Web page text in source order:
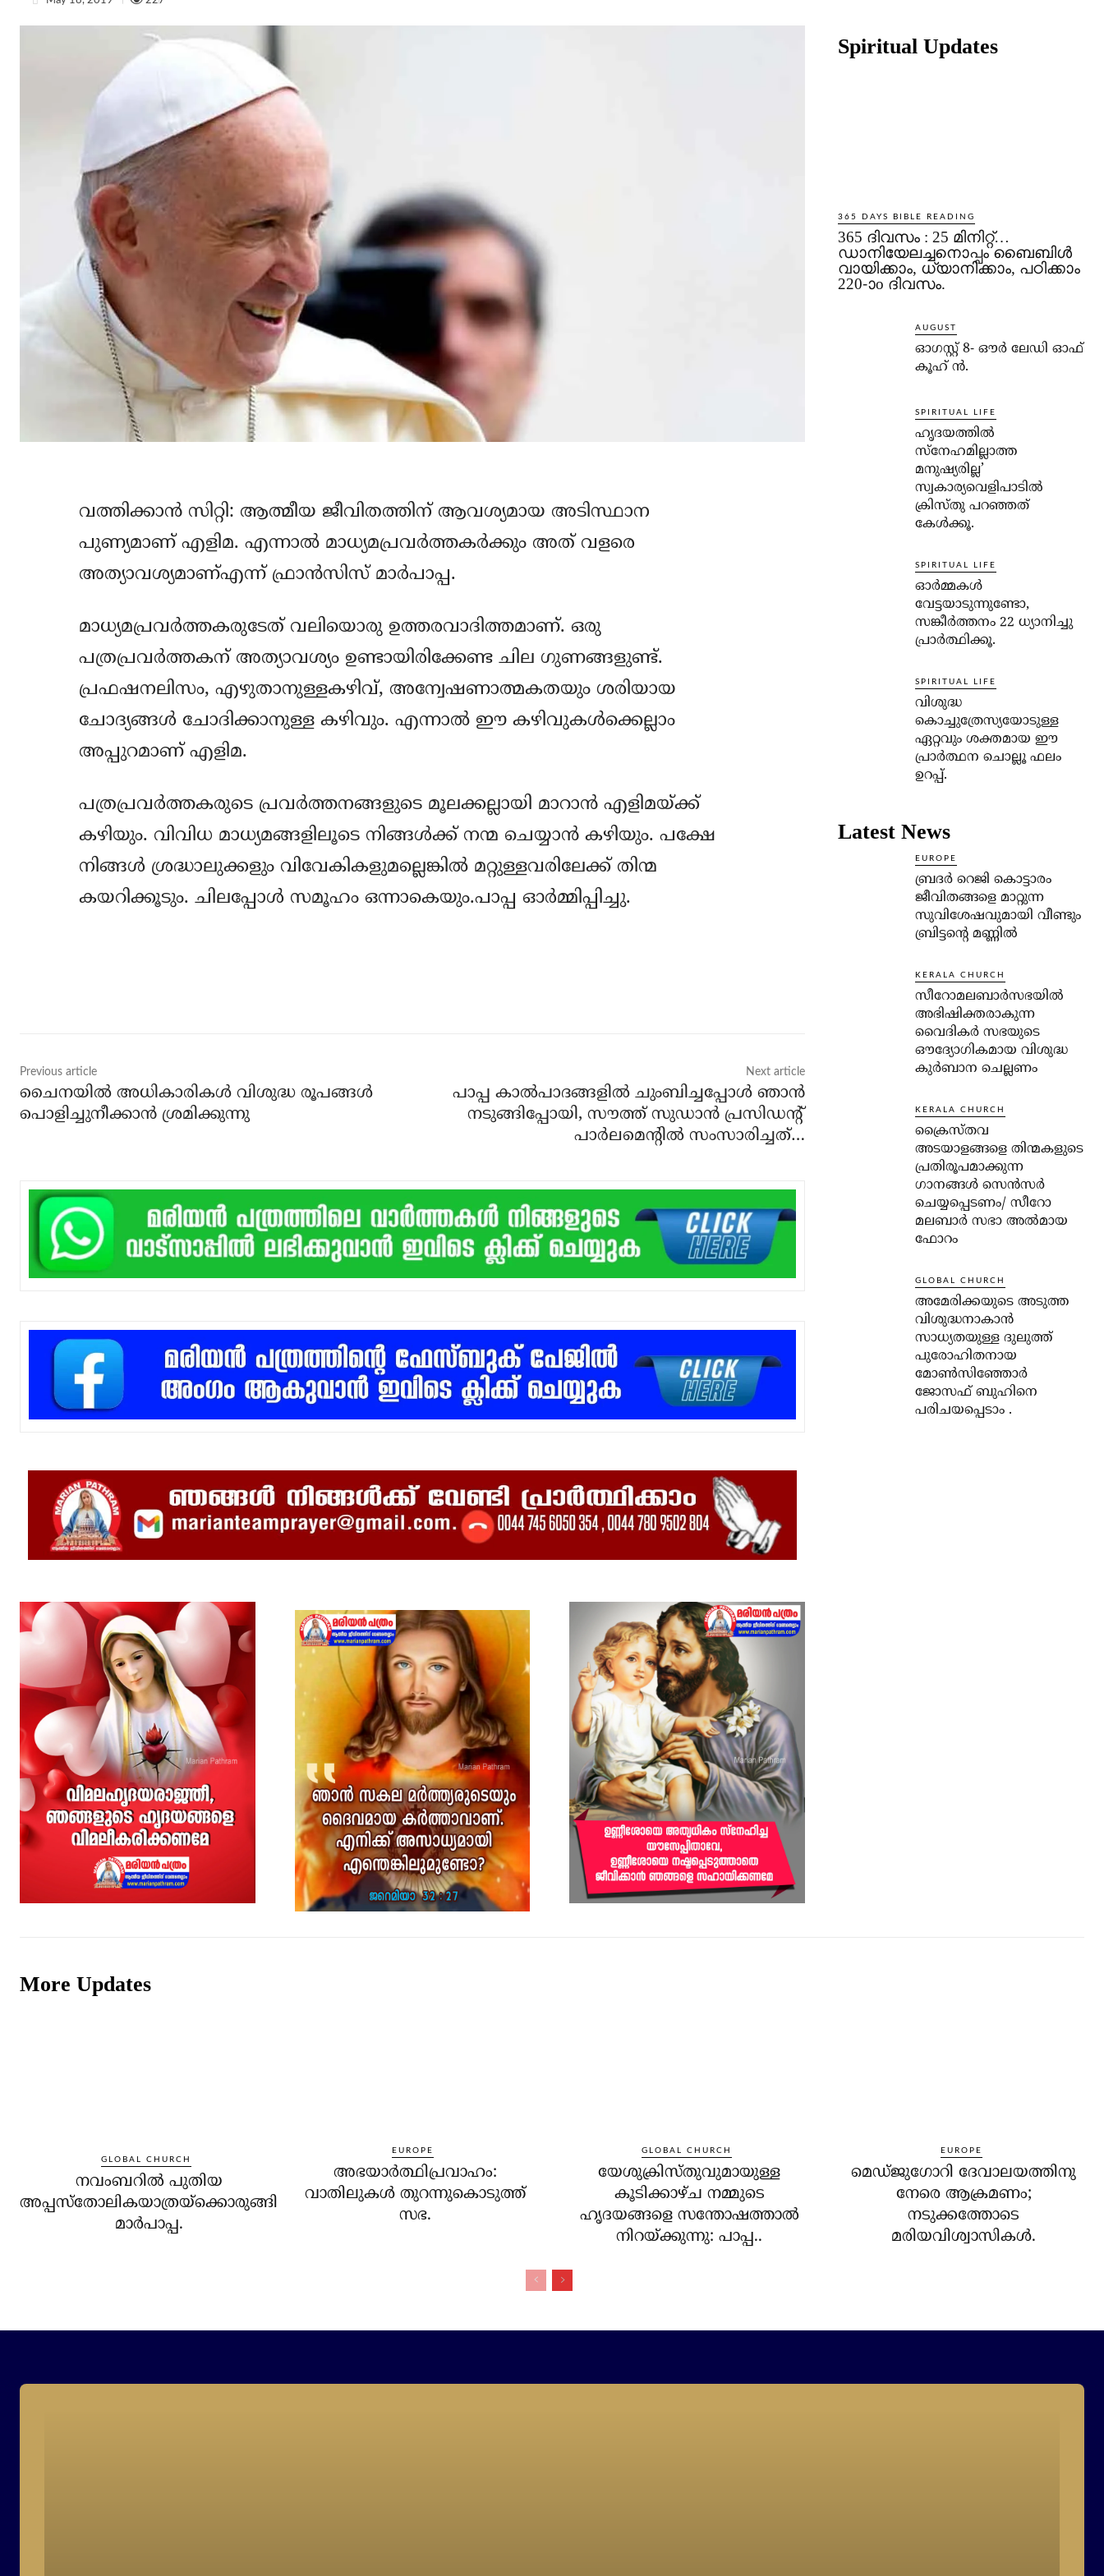
വത്തിക്കാന്‍ സിറ്റി: ആത്മീയ ജീവിതത്തിന് ആവശ്യമായ അടിസ്ഥാന
പുണ്യമാണ് എളിമ. എന്നാല്‍ മാധ്യമപ്രവര്‍ത്തകര്‍ക്കും അത് വളരെ
അത്യാവശ്യമാണ്എന്ന് ഫ്രാന്‍സിസ് മാര്‍പാപ്പ.
മാധ്യമപ്രവര്‍ത്തകരുടേത് വലിയൊരു ഉത്തരവാദിത്തമാണ്. ഒരു
പത്രപ്രവര്‍ത്തകന് അത്യാവശ്യം ഉണ്ടായിരിക്കേണ്ട ചില ഗുണങ്ങളുണ്ട്.
പ്രഫഷനലിസം, എഴുതാനുള്ളകഴിവ്, അന്വേഷണാത്മകതയും ശരിയായ
ചോദ്യങ്ങള്‍ ചോദിക്കാനുള്ള കഴിവും. എന്നാല്‍ ഈ കഴിവുകള്‍ക്കെല്ലാം
അപ്പുറമാണ് എളിമ.
പത്രപ്രവര്‍ത്തകരുടെ പ്രവര്‍ത്തനങ്ങളുടെ മൂലക്കല്ലായി മാറാന്‍ എളിമയ്ക്ക്
കഴിയും. വിവിധ മാധ്യമങ്ങളിലൂടെ നിങ്ങള്‍ക്ക് നന്മ ചെയ്യാന്‍ കഴിയും. പക്ഷേ
നിങ്ങള്‍ ശ്രദ്ധാലുക്കളും വിവേകികളുമല്ലെങ്കില്‍ മറ്റുള്ളവരിലേക്ക് തിന്മ
കയറിക്കൂടും. ചിലപ്പോള്‍ സമൂഹം ഒന്നാകെയും.പാപ്പ ഓര്‍മ്മിപ്പിച്ചു.
Previous article
ചൈനയില്‍ അധികാരികള്‍ വിശുദ്ധ രൂപങ്ങള്‍
പൊളിച്ചുനീക്കാന്‍ ശ്രമിക്കുന്നു
Next article
പാപ്പ കാല്‍പാദങ്ങളില്‍ ചുംബിച്ചപ്പോള്‍ ഞാന്‍
നടുങ്ങിപ്പോയി, സൗത്ത് സുഡാന്‍ പ്രസിഡന്‍റ്
പാര്‍ലമെന്‍റില്‍ സംസാരിച്ചത്…
Spiritual Updates
365 DAYS BIBLE READING
365 ദിവസം : 25 മിനിറ്റ്…
ഡാനിയേലച്ചനൊപ്പം ബൈബിൾ
വായിക്കാം, ധ്യാനിക്കാം, പഠിക്കാം
220-ാo ദിവസം.
AUGUST
ഓഗസ്റ്റ് 8- ഔര്‍ ലേഡി ഓഫ്
കൂഹ് ന്‍.
SPIRITUAL LIFE
ഹൃദയത്തില്‍
സ്‌നേഹമില്ലാത്ത
മനുഷ്യരില്ല’
സ്വകാര്യവെളിപാടില്‍
ക്രിസ്തു പറഞ്ഞത്
കേള്‍ക്കൂ.
SPIRITUAL LIFE
ഓര്‍മ്മകള്‍
വേട്ടയാടുന്നുണ്ടോ,
സങ്കീര്‍ത്തനം 22 ധ്യാനിച്ചു
പ്രാര്‍ത്ഥിക്കൂ.
SPIRITUAL LIFE
വിശുദ്ധ
കൊച്ചുത്രേസ്യയോടുള്ള
ഏറ്റവും ശക്തമായ ഈ
പ്രാര്‍ത്ഥന ചൊല്ലൂ ഫലം
ഉറപ്പ്.
Latest News
EUROPE
ബ്രദർ റെജി കൊട്ടാരം
ജീവിതങ്ങളെ മാറ്റുന്ന
സുവിശേഷവുമായി വീണ്ടും
ബ്രിട്ടന്റെ മണ്ണിൽ
KERALA CHURCH
സീറോമലബാർസഭയിൽ
അഭിഷിക്തരാകുന്ന
വൈദികർ സഭയുടെ
ഔദ്യോഗികമായ വിശുദ്ധ
കുർബാന ചെല്ലണം
KERALA CHURCH
ക്രൈസ്തവ
അടയാളങ്ങളെ തിന്മകളുടെ
പ്രതിരൂപമാക്കുന്ന
ഗാനങ്ങൾ സെൻസർ
ചെയ്യപ്പെടണം/ സീറോ
മലബാർ സഭാ അൽമായ
ഫോറം
GLOBAL CHURCH
അമേരിക്കയുടെ അടുത്ത
വിശുദ്ധനാകാൻ
സാധ്യതയുള്ള ദുലുത്ത്
പുരോഹിതനായ
മോൺസിഞ്ഞോർ
ജോസഫ് ബുഹിനെ
പരിചയപ്പെടാം .
More Updates
GLOBAL CHURCH
നവംബറില്‍ പുതിയ
അപ്പസ്‌തോലികയാത്രയ്‌ക്കൊരുങ്ങി
മാര്‍പാപ്പ.
EUROPE
അഭയാര്‍ത്ഥിപ്രവാഹം:
വാതിലുകള്‍ തുറന്നുകൊടുത്ത്
സഭ.
GLOBAL CHURCH
യേശുക്രിസ്തുവുമായുള്ള
കൂടിക്കാഴ്ച നമ്മുടെ
ഹൃദയങ്ങളെ സന്തോഷത്താല്‍
നിറയ്ക്കുന്നു: പാപ്പ..
EUROPE
മെഡ്ജുഗോറി ദേവാലയത്തിനു
നേരെ ആക്രമണം;
നടുക്കത്തോടെ
മരിയവിശ്വാസികള്‍.